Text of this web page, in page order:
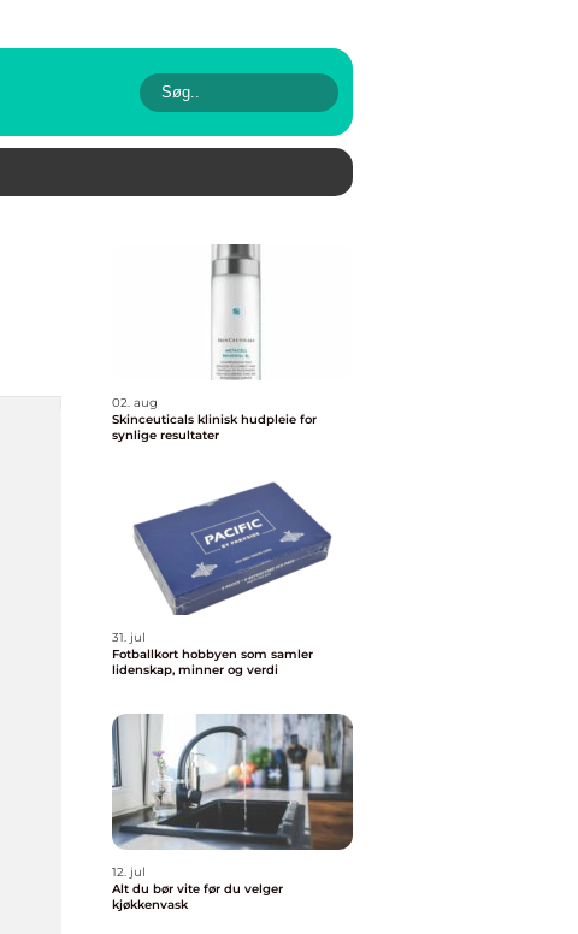
02. aug
Skinceuticals klinisk hudpleie for
synlige resultater
31. jul
Fotballkort hobbyen som samler
lidenskap, minner og verdi
12. jul
Alt du bør vite før du velger
kjøkkenvask